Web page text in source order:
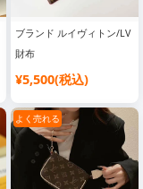
ブランド ルイヴィトン/LV
財布
¥5,500(税込)
よく売れる